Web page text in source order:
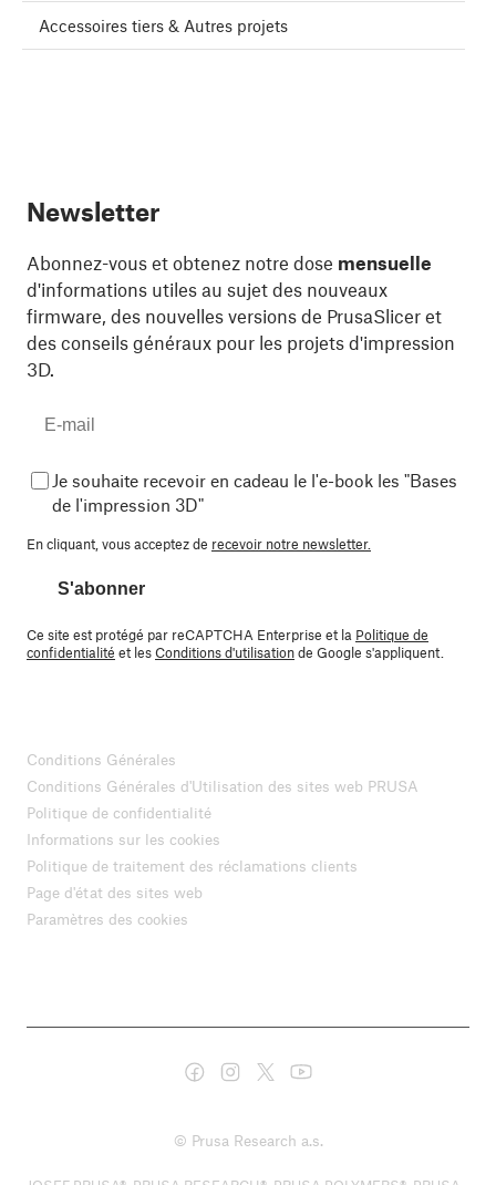
Accessoires tiers & Autres projets
Newsletter
Abonnez-vous et obtenez notre dose mensuelle
d'informations utiles au sujet des nouveaux
firmware, des nouvelles versions de PrusaSlicer et
des conseils généraux pour les projets d'impression
3D.
Je souhaite recevoir en cadeau le l'e-book les "Bases
de l'impression 3D"
En cliquant, vous acceptez de recevoir notre newsletter.
S'abonner
Ce site est protégé par reCAPTCHA Enterprise et la Politique de
confidentialité et lesConditions d'utilisationde Google s'appliquent.
Conditions Générales
Conditions Générales d'Utilisation des sites web PRUSA
Politique de confidentialité
Informations sur les cookies
Politique de traitement des réclamations clients
Page d'état des sites web
Paramètres des cookies
© Prusa Research a.s.